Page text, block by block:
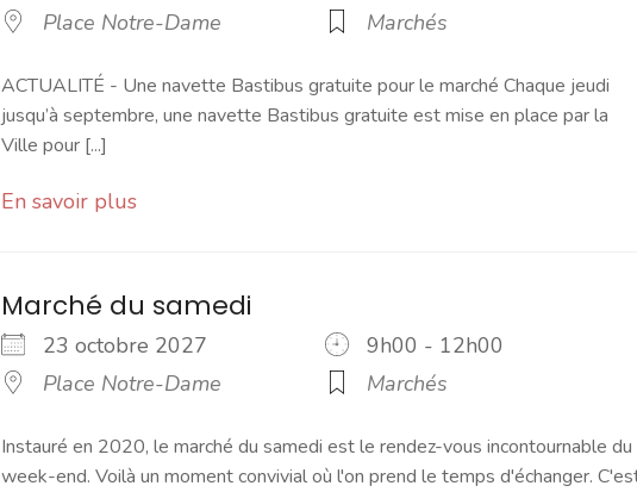
Place Notre-Dame
Marchés
ACTUALITÉ - Une navette Bastibus gratuite pour le marché Chaque jeudi
jusqu’à septembre, une navette Bastibus gratuite est mise en place par la
Ville pour [...]
En savoir plus
Marché du samedi
23 octobre 2027
9h00 - 12h00
Place Notre-Dame
Marchés
Instauré en 2020, le marché du samedi est le rendez-vous incontournable du
week-end. Voilà un moment convivial où l'on prend le temps d'échanger.